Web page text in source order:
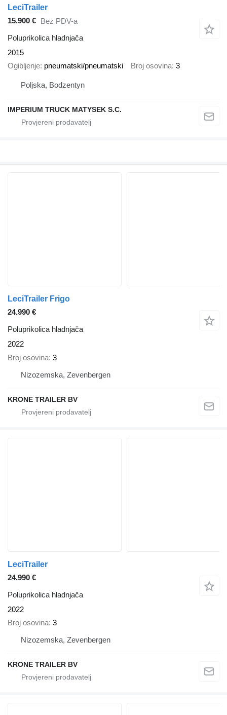
LeciTrailer
15.900 € Bez PDV-a
Poluprikolica hladnjača
2015
Ogibljenje pneumatski/pneumatski Broj osovina 3
Poljska, Bodzentyn
IMPERIUM TRUCK MATYSEK S.C.
LeciTrailer Frigo
24.990 €
Poluprikolica hladnjača
2022
Broj osovina 3
Nizozemska, Zevenbergen
KRONE TRAILER BV
LeciTrailer
24.990 €
Poluprikolica hladnjača
2022
Broj osovina 3
Nizozemska, Zevenbergen
KRONE TRAILER BV